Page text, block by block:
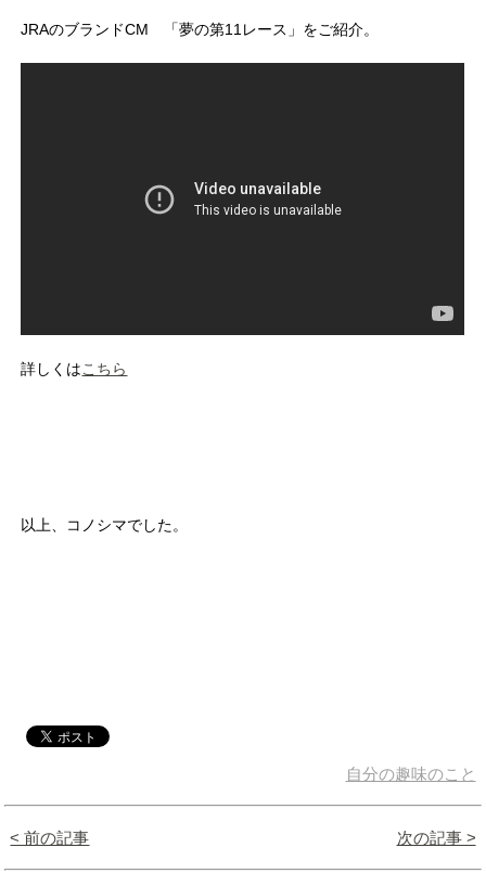
JRAのブランドCM 「夢の第11レース」をご紹介。
詳しくはこちら
以上、コノシマでした。
自分の趣味のこと
< 前の記事 次の記事 >